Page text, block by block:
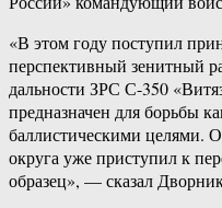
«В этом году поступил
перспективный зенитный
дальности ЗРС С-350
предназначен для борьбы
баллистическими целями.
округа уже приступил к
образец», — сказал